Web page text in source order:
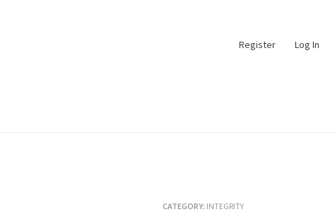
Register Log In
CATEGORY: INTEGRITY